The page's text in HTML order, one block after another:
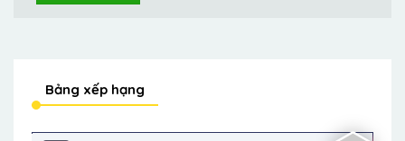
Bảng xếp hạng